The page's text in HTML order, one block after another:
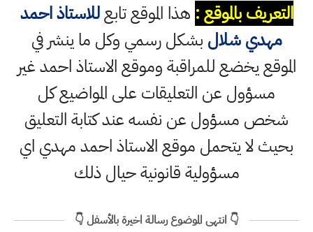
التعريف بالموقع : هذا الموقع تابعللاستاذ احمد
مهدي شلال بشكل رسمي وكل ما ينشر في
الموقع يخضع للمراقبة وموقع الاستاذ احمد غير
مسؤول عن التعليقات على المواضيع كل
شخص مسؤول عن نفسه عند كتابة التعليق
بحيث لا يتحمل موقع الاستاذ احمد مهدي اي
مسؤولية قانونية حيال ذلك
👇 انتهى الموضوع رسالة اخيرة بالأسفل 👇